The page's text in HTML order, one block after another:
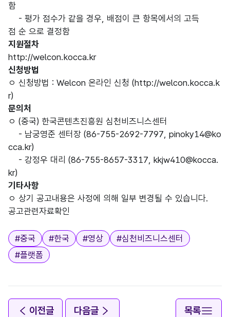
함
- 평가 점수가 같을 경우, 배점이 큰 항목에서의 고득
점 순 으로 결정함
지원절차
http://welcon.kocca.kr
신청방법
ㅇ 신청방법 : Welcon 온라인 신청 (http://welcon.kocca.k
r)
문의처
ㅇ (중국) 한국콘텐츠진흥원 심천비즈니스센터
- 남궁영준 센터장 (86-755-2692-7797, pinoky14@ko
cca.kr)
- 강정우 대리 (86-755-8657-3317, kkjw410@kocca.
kr)
기타사항
ㅇ 상기 공고내용은 사정에 의해 일부 변경될 수 있습니다.
공고관련자료확인
태그
#중국 #한국 #영상 #심천비즈니스센터
#플랫폼
이전글 다음글 목록